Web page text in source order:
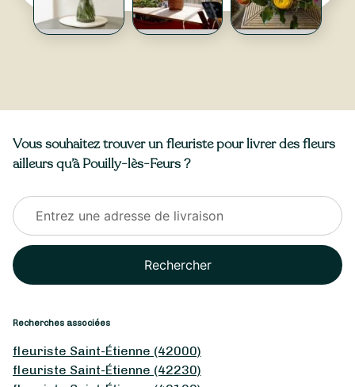
Vous souhaitez trouver un fleuriste pour livrer des fleurs
ailleurs qu’à Pouilly-lès-Feurs ?
Rechercher
Recherches associées
fleuriste Saint-Étienne (42000)
fleuriste Saint-Étienne (42230)